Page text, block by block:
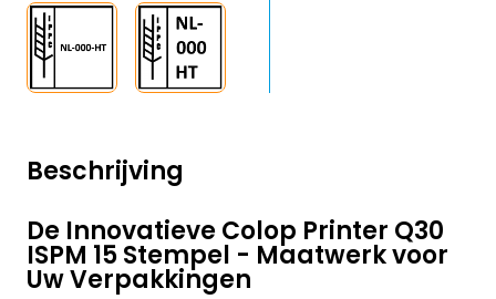
Beschrijving
De Innovatieve Colop Printer Q30
ISPM 15 Stempel - Maatwerk voor
Uw Verpakkingen